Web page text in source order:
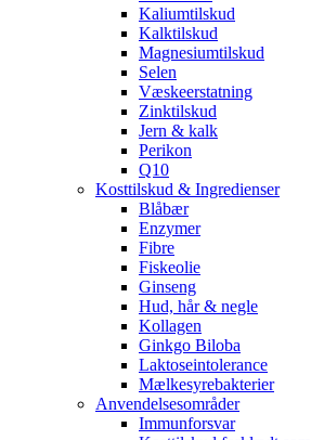
Kaliumtilskud
Kalktilskud
Magnesiumtilskud
Selen
Væskeerstatning
Zinktilskud
Jern & kalk
Perikon
Q10
Kosttilskud & Ingredienser
Blåbær
Enzymer
Fibre
Fiskeolie
Ginseng
Hud, hår & negle
Kollagen
Ginkgo Biloba
Laktoseintolerance
Mælkesyrebakterier
Anvendelsesområder
Immunforsvar